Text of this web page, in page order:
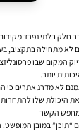
חלק בלתי נפרד
מתחילה בתקציב,
המקום שבו
יותר.
לא מדרג אתרים כי
היכולת שלו להתחרות
מחפש הקשר
במובן המופשט.